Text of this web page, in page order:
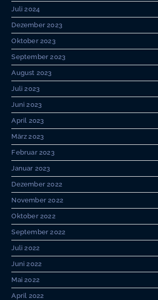
Juli 2024
Dezember 2023
Oktober 2023
September 2023
August 2023
Juli 2023
Juni 2023
April 2023
März 2023
Februar 2023
Januar 2023
Dezember 2022
November 2022
Oktober 2022
September 2022
Juli 2022
Juni 2022
Mai 2022
April 2022